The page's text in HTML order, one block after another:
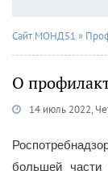
Сайт МОНД51 »
О
14 июль 2022,
большей части